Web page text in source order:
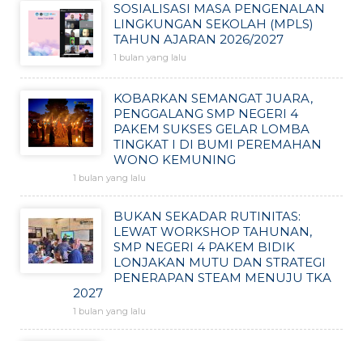
SOSIALISASI MASA PENGENALAN
LINGKUNGAN SEKOLAH (MPLS)
TAHUN AJARAN 2026/2027
1 bulan yang lalu
KOBARKAN SEMANGAT JUARA,
PENGGALANG SMP NEGERI 4
PAKEM SUKSES GELAR LOMBA
TINGKAT I DI BUMI PEREMAHAN
WONO KEMUNING
1 bulan yang lalu
BUKAN SEKADAR RUTINITAS:
LEWAT WORKSHOP TAHUNAN,
SMP NEGERI 4 PAKEM BIDIK
LONJAKAN MUTU DAN STRATEGI
PENERAPAN STEAM MENUJU TKA
2027
1 bulan yang lalu